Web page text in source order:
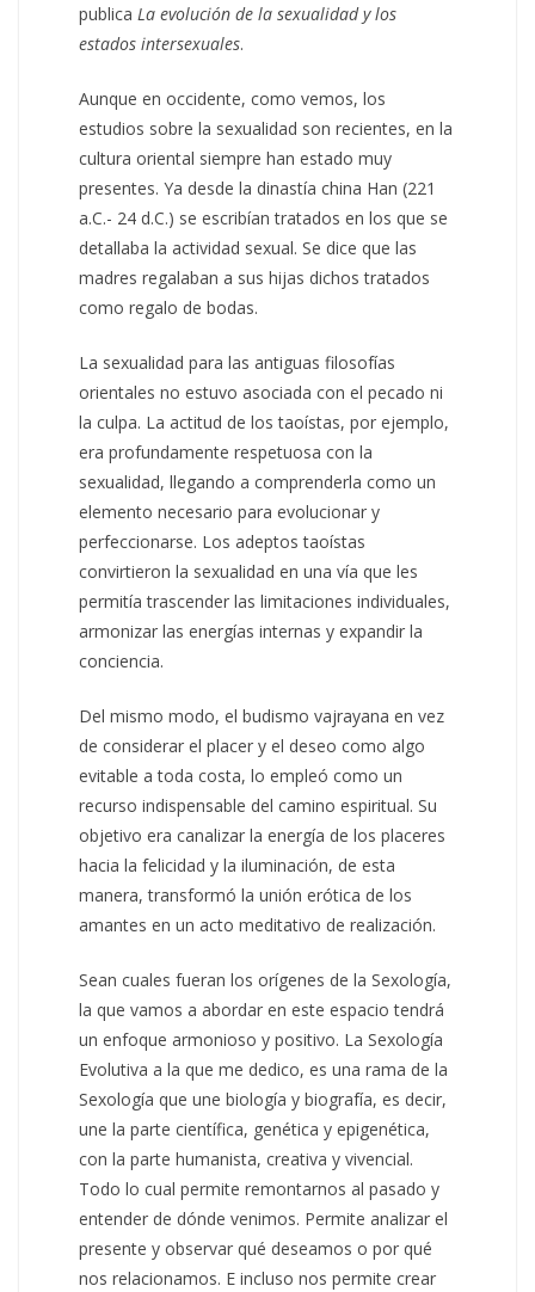
publica La evolución de la sexualidad y los
estados intersexuales.
Aunque en occidente, como vemos, los
estudios sobre la sexualidad son recientes, en la
cultura oriental siempre han estado muy
presentes. Ya desde la dinastía china Han (221
a.C.- 24 d.C.) se escribían tratados en los que se
detallaba la actividad sexual. Se dice que las
madres regalaban a sus hijas dichos tratados
como regalo de bodas.
La sexualidad para las antiguas filosofías
orientales no estuvo asociada con el pecado ni
la culpa. La actitud de los taoístas, por ejemplo,
era profundamente respetuosa con la
sexualidad, llegando a comprenderla como un
elemento necesario para evolucionar y
perfeccionarse. Los adeptos taoístas
convirtieron la sexualidad en una vía que les
permitía trascender las limitaciones individuales,
armonizar las energías internas y expandir la
conciencia.
Del mismo modo, el budismo vajrayana en vez
de considerar el placer y el deseo como algo
evitable a toda costa, lo empleó como un
recurso indispensable del camino espiritual. Su
objetivo era canalizar la energía de los placeres
hacia la felicidad y la iluminación, de esta
manera, transformó la unión erótica de los
amantes en un acto meditativo de realización.
Sean cuales fueran los orígenes de la Sexología,
la que vamos a abordar en este espacio tendrá
un enfoque armonioso y positivo. La Sexología
Evolutiva a la que me dedico, es una rama de la
Sexología que une biología y biografía, es decir,
une la parte científica, genética y epigenética,
con la parte humanista, creativa y vivencial.
Todo lo cual permite remontarnos al pasado y
entender de dónde venimos. Permite analizar el
presente y observar qué deseamos o por qué
nos relacionamos. E incluso nos permite crear